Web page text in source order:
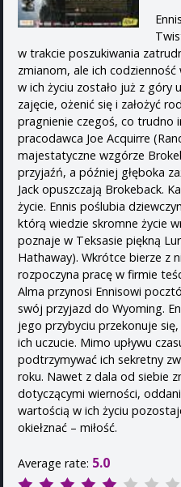
w trakcie poszukiwania
zmianom, ale ich
w ich życiu zostało już z góry
zajęcie, ożenić się i założyć
pragnienie czegoś, co trudno
pracodawca Joe Acquirre
majestatyczne wzgórze
przyjaźń, a później głęboka
Jack opuszczają Brokeback.
życie. Ennis poślubia
którą wiedzie skromne życie
poznaje w Teksasie piękną
Hathaway). Wkrótce bierze z
rozpoczyna pracę w firmie
Alma przynosi Ennisowi
swój przyjazd do Wyoming.
jego przybyciu przekonuje się,
ich uczucie. Mimo upływu
podtrzymywać ich sekretny
roku. Nawet z dala od siebie
dotyczącymi wierności,
wartością w ich życiu
okiełznać – miłość.
Average rate: 5.0